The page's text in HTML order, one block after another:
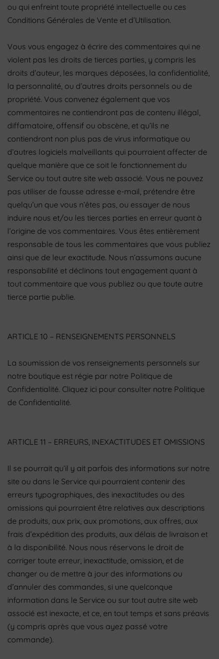
ou qui enfreint toute propriété intellectuelle ou ces
Conditions Générales de Vente et d’Utilisation.
Vous vous engagez à écrire des commentaires qui ne
violent pas les droits de tierces parties, y compris les
droits d’auteur, les marques déposées, la confidentialité,
la personnalité, ou d’autres droits personnels ou de
propriété. Vous convenez également que vos
commentaires ne contiendront pas de contenu illégal,
diffamatoire, offensif ou obscène, et qu’ils ne
contiendront non plus pas de virus informatique ou
d’autres logiciels malveillants qui pourraient affecter de
quelque manière que ce soit le fonctionnement du
Service ou tout autre site web associé. Vous ne pouvez
pas utiliser de fausse adresse e-mail, prétendre être
quelqu’un que vous n’êtes pas, ou essayer de nous
induire nous et/ou les tierces parties en erreur quant à
l’origine de vos commentaires. Vous êtes entièrement
responsable de tous les commentaires que vous publiez
ainsi que de leur exactitude. Nous n’assumons aucune
responsabilité et déclinons tout engagement quant à
tout commentaire que vous publiez ou que toute autre
tierce partie publie.
ARTICLE 10 – RENSEIGNEMENTS PERSONNELS
La soumission de vos renseignements personnels sur
notre boutique est régie par notre Politique de
Confidentialité. Cliquez ici pour consulter notre Politique
de Confidentialité.
ARTICLE 11 – ERREURS, INEXACTITUDES ET OMISSIONS
Il se pourrait qu’il y ait parfois des informations sur notre
site ou dans le Service qui pourraient contenir des
erreurs typographiques, des inexactitudes ou des
omissions qui pourraient être relatives aux descriptions
de produits, aux prix, aux promotions, aux offres, aux
frais d’expédition des produits, aux délais de livraison et
à la disponibilité. Nous nous réservons le droit de
corriger toute erreur, inexactitude, omission, et de
changer ou de mettre à jour des informations ou
d’annuler des commandes, si une quelconque
information dans le Service ou sur tout autre site web
associé est inexacte, et ce, en tout temps et sans préavis
(y compris après que vous ayez passé votre
commande).